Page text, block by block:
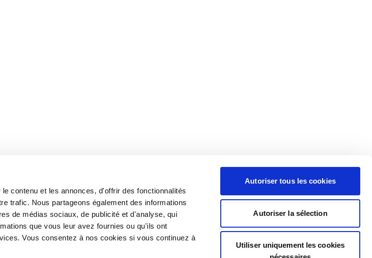
contenu et les annonces, d'offrir des fonctionnalités
trafic. Nous partageons également des informations
de médias sociaux, de publicité et d'analyse, qui
que vous leur avez fournies ou qu'ils ont
Vous consentez à nos cookies si vous continuez à
Autoriser tous les cookies
Autoriser la sélection
Utiliser uniquement les cookies